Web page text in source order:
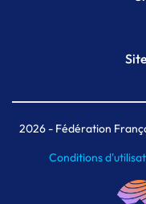
2026- Fédération
Conditions